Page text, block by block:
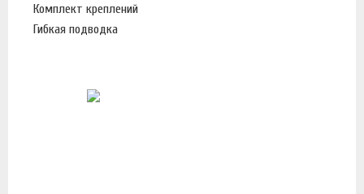
Комплект креплений
Гибкая подводка